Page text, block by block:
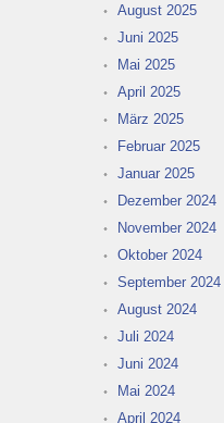
August 2025
Juni 2025
Mai 2025
April 2025
März 2025
Februar 2025
Januar 2025
Dezember 2024
November 2024
Oktober 2024
September 2024
August 2024
Juli 2024
Juni 2024
Mai 2024
April 2024